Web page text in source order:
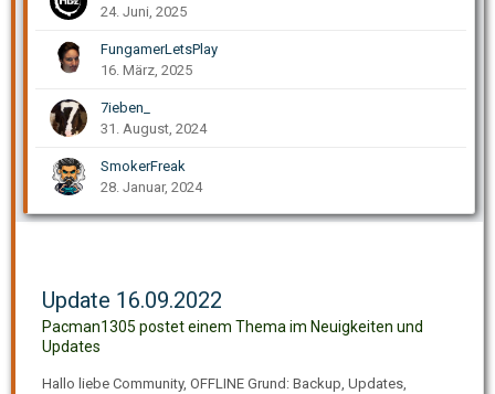
24. Juni, 2025
FungamerLetsPlay
16. März, 2025
7ieben_
31. August, 2024
SmokerFreak
28. Januar, 2024
Update 16.09.2022
Pacman1305 postet einem Thema im Neuigkeiten und
Updates
Hallo liebe Community, OFFLINE Grund: Backup, Updates,